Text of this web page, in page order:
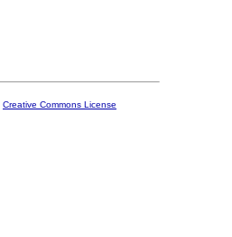
Creative Commons License